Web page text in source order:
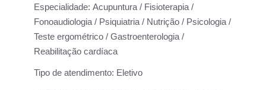
Especialidade: Acupuntura / Fisioterapia /
Fonoaudiologia / Psiquiatria / Nutrição / Psicologia /
Teste ergométrico / Gastroenterologia /
Reabilitação cardíaca
Tipo de atendimento: Eletivo